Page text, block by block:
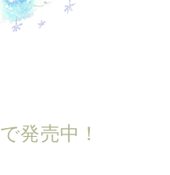
発売中！